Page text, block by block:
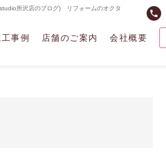
所沢店のブログ) リフォームのオクタ
phone
事例 店舗のご案内 会社概要